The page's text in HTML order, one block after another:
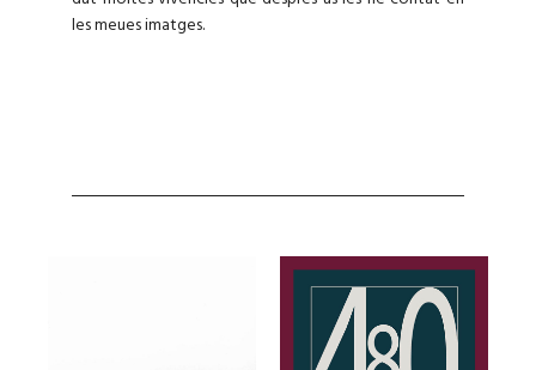
les meues imatges.